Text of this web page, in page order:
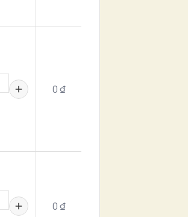
0 ₫
0 ₫